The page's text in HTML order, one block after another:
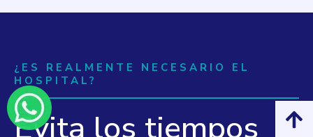
¿ES REALMENTE NECESARIO EL
HOSPITAL?
Evita los tiempos